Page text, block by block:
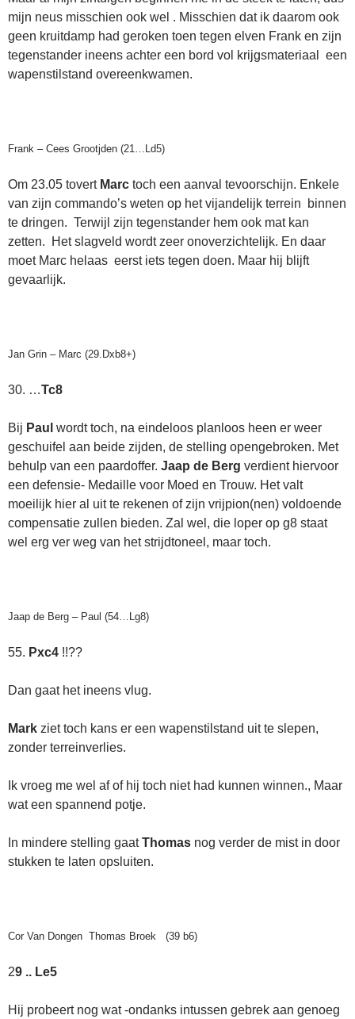
mijn neus misschien ook wel . Misschien dat ik daarom ook
geen kruitdamp had geroken toen tegen elven Frank en zijn
tegenstander ineens achter een bord vol krijgsmateriaal een
wapenstilstand overeenkwamen.
Frank – Cees Grootjden (21…Ld5)
Om 23.05 tovert Marc toch een aanval tevoorschijn. Enkele
van zijn commando’s weten op het vijandelijk terrein binnen
te dringen. Terwijl zijn tegenstander hem ook mat kan
zetten. Het slagveld wordt zeer onoverzichtelijk. En daar
moet Marc helaas eerst iets tegen doen. Maar hij blijft
gevaarlijk.
Jan Grin – Marc (29.Dxb8+)
30. …Tc8
Bij Paul wordt toch, na eindeloos planloos heen er weer
geschuifel aan beide zijden, de stelling opengebroken. Met
behulp van een paardoffer. Jaap de Berg verdient hiervoor
een defensie- Medaille voor Moed en Trouw. Het valt
moeilijk hier al uit te rekenen of zijn vrijpion(nen) voldoende
compensatie zullen bieden. Zal wel, die loper op g8 staat
wel erg ver weg van het strijdtoneel, maar toch.
Jaap de Berg – Paul (54…Lg8)
55. Pxc4 !!??
Dan gaat het ineens vlug.
Mark ziet toch kans er een wapenstilstand uit te slepen,
zonder terreinverlies.
Ik vroeg me wel af of hij toch niet had kunnen winnen., Maar
wat een spannend potje.
In mindere stelling gaatThomas nog verder de mist in door
stukken te laten opsluiten.
Cor Van Dongen Thomas Broek (39 b6)
29 .. Le5
Hij probeert nog wat -ondanks intussen gebrek aan genoeg